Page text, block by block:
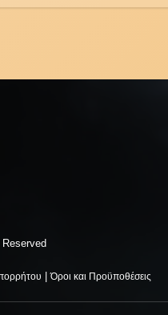
|Όροι και Προϋποθέσεις